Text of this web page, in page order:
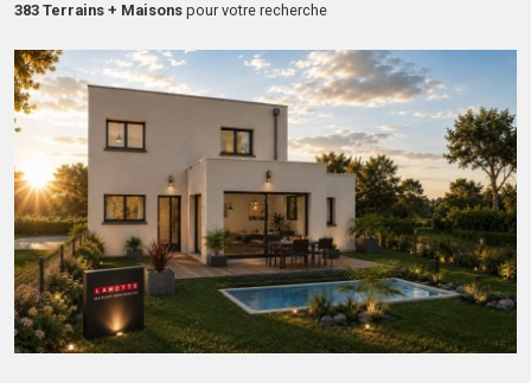
383 Terrains + Maisons pour votre recherche